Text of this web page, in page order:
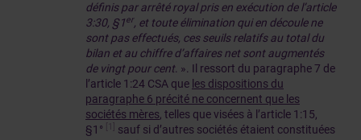
définis par arrêté royal pris en exécution de l’article
3:30, §1er, et toute élimination qui en découle ne
sont pas effectués, ces seuils relatifs au total du
bilan et au chiffre d’affaires net sont augmentés
de vingt pour cent . ». Il ressort du paragraphe 7 de
l’article 1:24 CSA que les dispositions du
paragraphe 6 précité ne concernent que les
sociétés mères, telles que visées à l’article 1:15,
§1°
[1] sauf si d’autres sociétés étaient constituées